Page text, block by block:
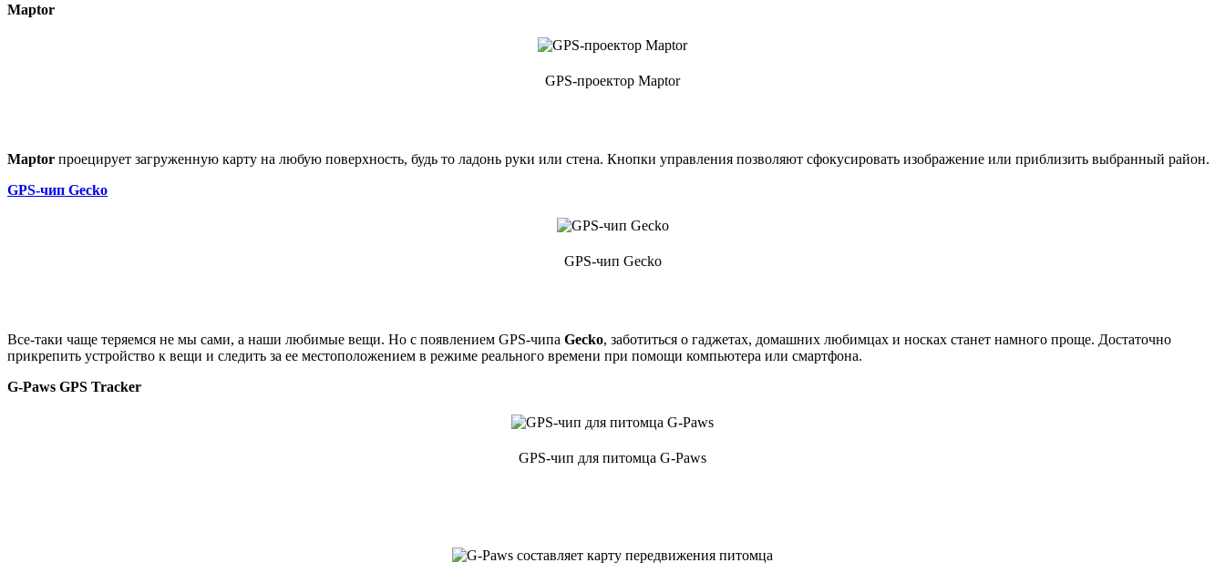
Maptor
GPS-проектор Maptor
Maptor проецирует загруженную карту на любую поверхность, будь то ладонь руки или стена. Кнопки управления позволяют сфокусировать изображение или приблизить выбранный район.
GPS-чип Gecko
GPS-чип Gecko
Все-таки чаще теряемся не мы сами, а наши любимые вещи. Но с появлением GPS-чипа Gecko, заботиться о гаджетах, домашних любимцах и носках станет намного проще. Достаточно
прикрепить устройство к вещи и следить за ее местоположением в режиме реального времени при помощи компьютера или смартфона.
G-Paws GPS Tracker
GPS-чип для питомца G-Paws